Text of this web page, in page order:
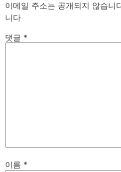
이메일 주소는 공개되지 않습니
니다
댓글 *
이름 *